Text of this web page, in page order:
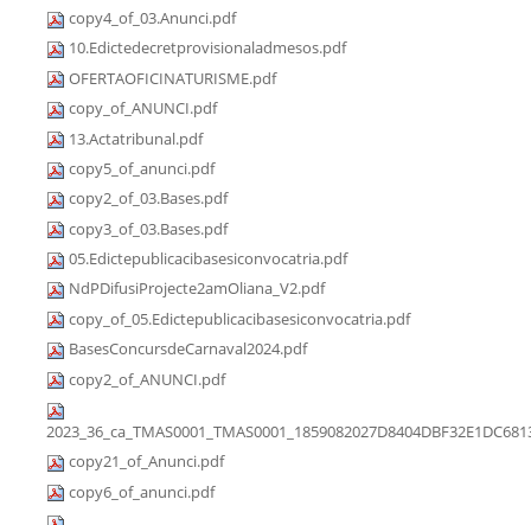
copy4_of_03.Anunci.pdf
10.Edictedecretprovisionaladmesos.pdf
OFERTAOFICINATURISME.pdf
copy_of_ANUNCI.pdf
13.Actatribunal.pdf
copy5_of_anunci.pdf
copy2_of_03.Bases.pdf
copy3_of_03.Bases.pdf
05.Edictepublicacibasesiconvocatria.pdf
NdPDifusiProjecte2amOliana_V2.pdf
copy_of_05.Edictepublicacibasesiconvocatria.pdf
BasesConcursdeCarnaval2024.pdf
copy2_of_ANUNCI.pdf
copy21_of_Anunci.pdf
copy6_of_anunci.pdf